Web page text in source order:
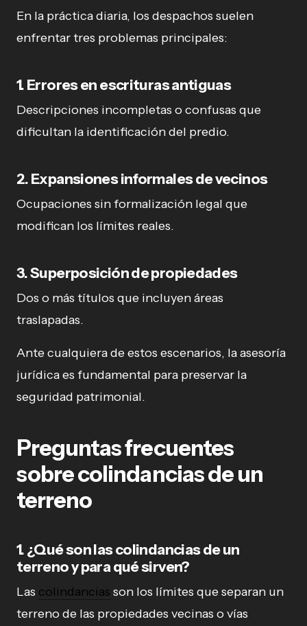
En la práctica diaria, los despachos suelen
enfrentar tres problemas principales:
1. Errores en escrituras antiguas
Descripciones incompletas o confusas que
dificultan la identificación del predio.
2. Expansiones informales de vecinos
Ocupaciones sin formalización legal que
modifican los límites reales.
3. Superposición de propiedades
Dos o más títulos que incluyen áreas
traslapadas.
Ante cualquiera de estos escenarios, la asesoría
jurídica es fundamental para preservar la
seguridad patrimonial.
Preguntas frecuentes
sobre colindancias de un
terreno
1. ¿Qué son las colindancias de un
terreno y para qué sirven?
Las colindancias son los límites que separan un
terreno de las propiedades vecinas o vías